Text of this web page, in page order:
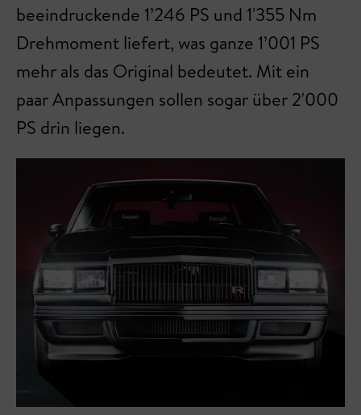
beeindruckende 1’246 PS und 1'355 Nm
Drehmoment liefert, was ganze 1’001 PS
mehr als das Original bedeutet. Mit ein
paar Anpassungen sollen sogar über 2'000
PS drin liegen.